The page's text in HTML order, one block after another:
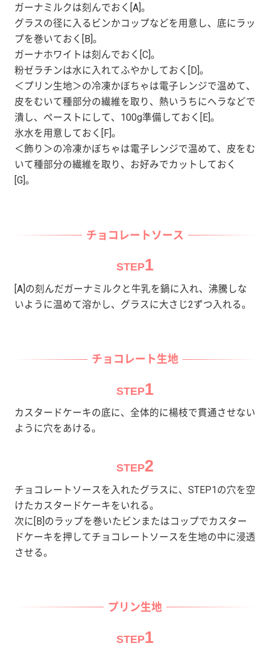
ガーナミルクは刻んでおく[A]。
グラスの径に入るビンかコップなどを用意し、底にラッ
プを巻いておく[B]。
ガーナホワイトは刻んでおく[C]。
粉ゼラチンは水に入れてふやかしておく[D]。
＜プリン生地＞の冷凍かぼちゃは電子レンジで温めて、
皮をむいて種部分の繊維を取り、熱いうちにヘラなどで
潰し、ペーストにして、100g準備しておく[E]。
氷水を用意しておく[F]。
＜飾り＞の冷凍かぼちゃは電子レンジで温めて、皮をむ
いて種部分の繊維を取り、お好みでカットしておく
[G]。
チョコレートソース
STEP1
[A]の刻んだガーナミルクと牛乳を鍋に入れ、沸騰しな
いように温めて溶かし、グラスに大さじ2ずつ入れる。
チョコレート生地
STEP1
カスタードケーキの底に、全体的に楊枝で貫通させない
ように穴をあける。
STEP2
チョコレートソースを入れたグラスに、STEP1の穴を空
けたカスタードケーキをいれる。
次に[B]のラップを巻いたビンまたはコップでカスター
ドケーキを押してチョコレートソースを生地の中に浸透
させる。
プリン生地
STEP1